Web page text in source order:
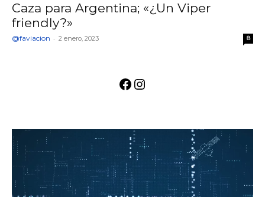
Caza para Argentina; «¿Un Viper
friendly?»
@faviacion - 2 enero, 2023 8
Facebook
Instagram